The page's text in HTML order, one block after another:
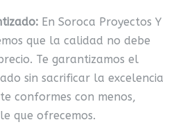
En Soroca Proyectos Y
que la calidad no debe
Te garantizamos el
sin sacrificar la excelencia
conformes con menos,
que ofrecemos.